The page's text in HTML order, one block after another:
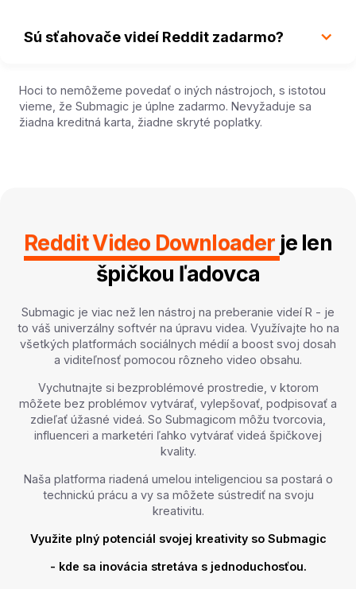
Sú sťahovače videí Reddit zadarmo?
Hoci to nemôžeme povedať o iných nástrojoch, s istotou
vieme, že Submagic je úplne zadarmo. Nevyžaduje sa
žiadna kreditná karta, žiadne skryté poplatky.
Reddit Video Downloader je len
špičkou ľadovca
Submagic je viac než len nástroj na preberanie videí R - je
to váš univerzálny softvér na úpravu videa. Využívajte ho na
všetkých platformách sociálnych médií a boost svoj dosah
a viditeľnosť pomocou rôzneho video obsahu.
Vychutnajte si bezproblémové prostredie, v ktorom
môžete bez problémov vytvárať, vylepšovať, podpisovať a
zdieľať úžasné videá. So Submagicom môžu tvorcovia,
influenceri a marketéri ľahko vytvárať videá špičkovej
kvality.
Naša platforma riadená umelou inteligenciou sa postará o
technickú prácu a vy sa môžete sústrediť na svoju
kreativitu.
Využite plný potenciál svojej kreativity so Submagic
- kde sa inovácia stretáva s jednoduchosťou.